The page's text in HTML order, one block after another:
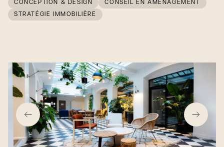
CONCEPTION & DESIGN
CONSEIL EN AMÉNAGEMENT
STRATÉGIE IMMOBILIÈRE